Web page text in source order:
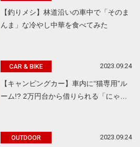
【釣りメシ】林道沿いの車中で「そのま
んま」な冷やし中華を食べてみた
CAR & BIKE 2023.09.24
【キャンピングカー】車内に“猫専用”ル
ーム!? 2万円台から借りられる「にゃ…
OUTDOOR 2023.09.24